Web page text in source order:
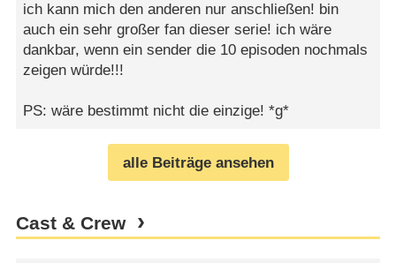
ich kann mich den anderen nur anschließen! bin
auch ein sehr großer fan dieser serie! ich wäre
dankbar, wenn ein sender die 10 episoden nochmals
zeigen würde!!!
PS: wäre bestimmt nicht die einzige! *g*
alle Beiträge ansehen
Cast & Crew